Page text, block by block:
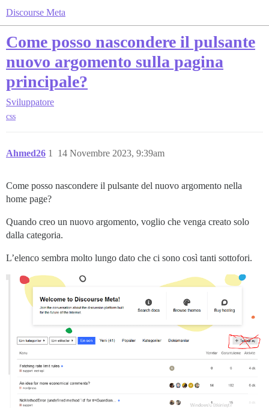
Discourse Meta
Come posso nascondere il pulsante
nuovo argomento sulla pagina
principale?
Sviluppatore
css
Ahmed26 14 Novembre 2023, 9:39am
1
Come posso nascondere il pulsante del nuovo argomento nella
home page?
Quando creo un nuovo argomento, voglio che venga creato solo
dalla categoria.
L’elenco sembra molto lungo dato che ci sono così tanti sottofori.